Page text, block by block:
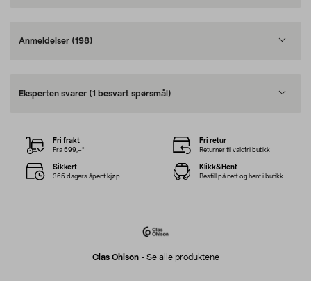
Anmeldelser (198)
Eksperten svarer (1 besvart spørsmål)
Clas Ohlson- Se alle produktene
Fri frakt
Fra 599,–*
Fri retur
Returner til valgfri butikk
Sikkert
365 dagers åpent kjøp
Klikk&Hent
Bestill på nett og hent i butikk